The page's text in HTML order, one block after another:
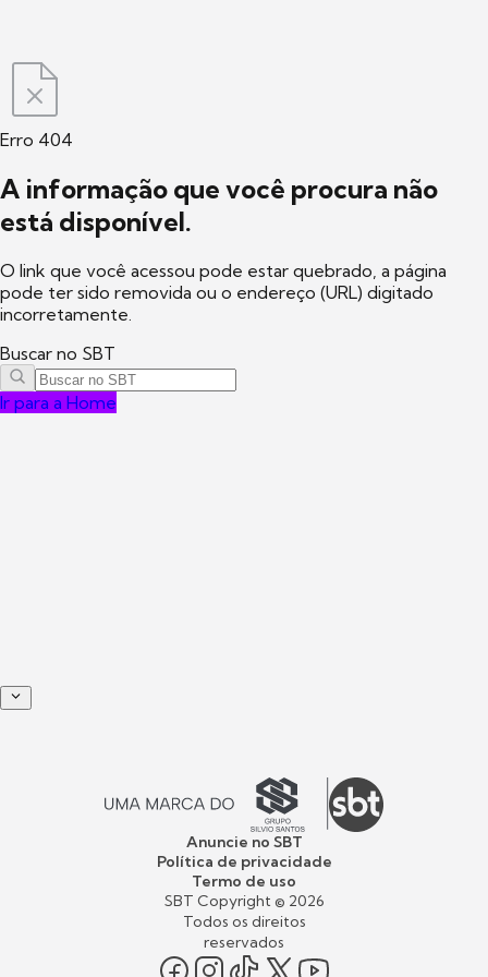
Erro 404
A informação que você procura não
está disponível.
O link que você acessou pode estar quebrado, a página
pode ter sido removida ou o endereço (URL) digitado
incorretamente.
Buscar no SBT
Ir para a Home
Anuncie no SBT
Política de privacidade
Termo de uso
SBT Copyright © 2026
Todos os direitos
reservados